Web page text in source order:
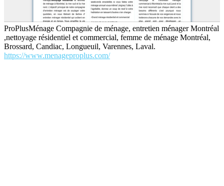
ProPlusMénage Compagnie de ménage, entretien ménager Montréal
,nettoyage résidentiel et commercial, femme de ménage Montréal,
Brossard, Candiac, Longueuil, Varennes, Laval.
https://www.menageproplus.com/